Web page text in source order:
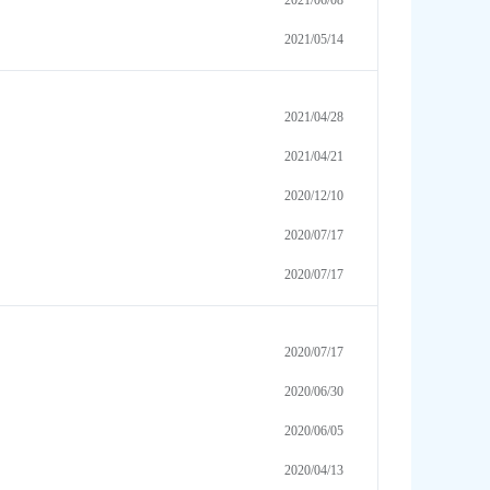
2021/05/14
2021/04/28
2021/04/21
2020/12/10
2020/07/17
2020/07/17
2020/07/17
2020/06/30
2020/06/05
2020/04/13